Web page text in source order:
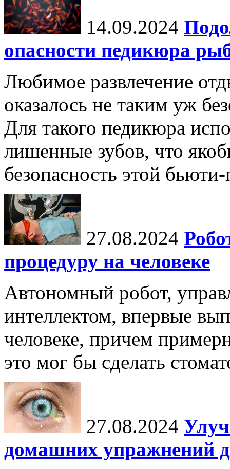
14.09.2024
опасности педикюра
Любимое развлечение
оказалось не таким уж
Для такого педикюра
лишенные зубов, что
безопасность этой
27.08.2024
процедуру на человеке
Автономный робот,
интеллектом, впервые
человеке, причем
это мог бы сделать
27.08.2024
домашних упражнений